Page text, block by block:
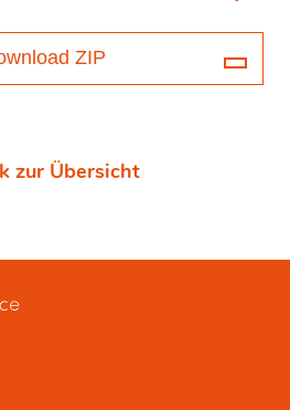
ZIP
zur Übersicht